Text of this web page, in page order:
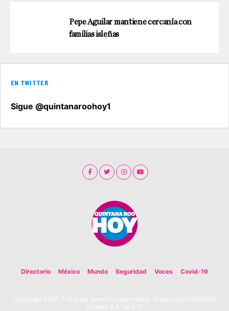
Pepe Aguilar mantiene cercanía con
familias isleñas
EN TWITTER
Sigue @quintanaroohoy1
Directorio México Mundo Seguridad Voces Covid-19